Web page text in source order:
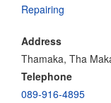
Repairing
Address
Thamaka, Tha
Telephone
089-916-4895